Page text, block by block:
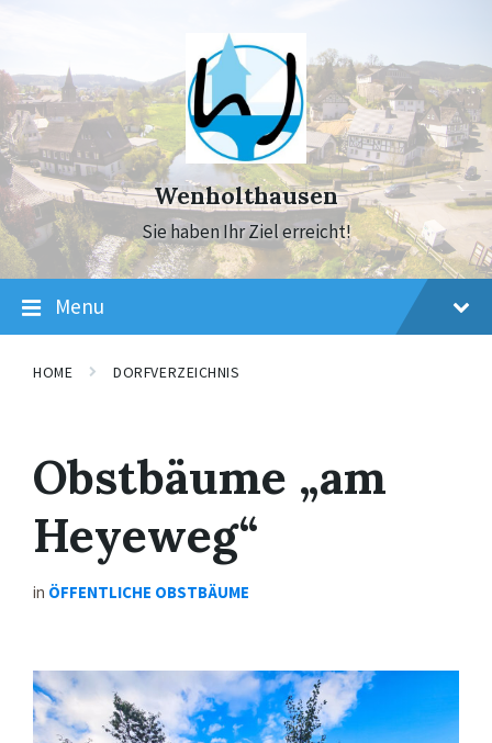
navigation
Wenholthausen
Sie haben Ihr Ziel erreicht!
Menu
HOME DORFVERZEICHNIS
Obstbäume „am
Heyeweg“
in ÖFFENTLICHE OBSTBÄUME